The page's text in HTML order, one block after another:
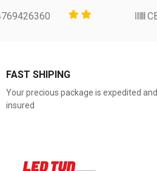
IR-59
FAST SHIPING
Your precious package is expedited and
insured